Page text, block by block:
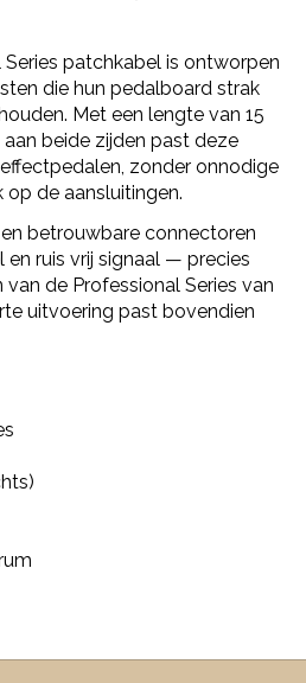
Series patchkabel is ontworpen
die hun pedalboard strak
Met een lengte van 15
beide zijden past deze
zonder onnodige
de aansluitingen.
betrouwbare connectoren
ruis vrij signaal — precies
de Professional Series van
uitvoering past bovendien